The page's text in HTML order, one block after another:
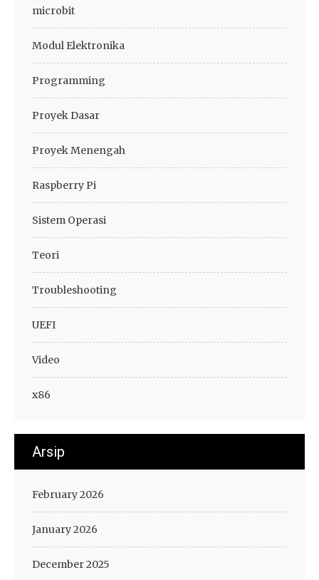
microbit
Modul Elektronika
Programming
Proyek Dasar
Proyek Menengah
Raspberry Pi
Sistem Operasi
Teori
Troubleshooting
UEFI
Video
x86
Arsip
February 2026
January 2026
December 2025